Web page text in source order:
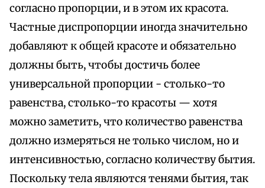
согласно пропорции, и в этом их красота.
Частные диспропорции иногда значительно
добавляют к общей красоте и обязательно
должны быть, чтобы достичь более
универсальной пропорции - столько-то
равенства, столько-то красоты — хотя
можно заметить, что количество равенства
должно измеряться не только числом, но и
интенсивностью, согласно количеству бытия.
Поскольку тела являются тенями бытия, так